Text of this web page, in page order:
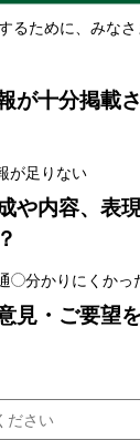
るために、みな
が十分掲載
が足りない
や内容、表
分かりにくかっ
見・ご要望